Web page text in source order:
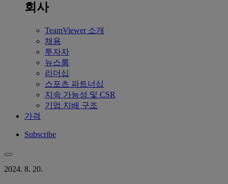
회사
TeamViewer 소개
채용
투자자
뉴스룸
리더십
스포츠 파트너십
지속 가능성 및 CSR
기업 지배 구조
가격
Subscribe
2024. 8. 20.